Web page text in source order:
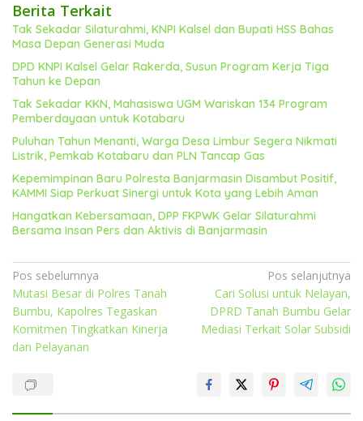
Berita Terkait
Tak Sekadar Silaturahmi, KNPI Kalsel dan Bupati HSS Bahas
Masa Depan Generasi Muda
DPD KNPI Kalsel Gelar Rakerda, Susun Program Kerja Tiga
Tahun ke Depan
Tak Sekadar KKN, Mahasiswa UGM Wariskan 134 Program
Pemberdayaan untuk Kotabaru
Puluhan Tahun Menanti, Warga Desa Limbur Segera Nikmati
Listrik, Pemkab Kotabaru dan PLN Tancap Gas
Kepemimpinan Baru Polresta Banjarmasin Disambut Positif,
KAMMI Siap Perkuat Sinergi untuk Kota yang Lebih Aman
Hangatkan Kebersamaan, DPP FKPWK Gelar Silaturahmi
Bersama Insan Pers dan Aktivis di Banjarmasin
Navigasi
pos
Pos sebelumnya
Mutasi Besar di Polres Tanah
Bumbu, Kapolres Tegaskan
Komitmen Tingkatkan Kinerja
dan Pelayanan
Pos selanjutnya
Cari Solusi untuk Nelayan,
DPRD Tanah Bumbu Gelar
Mediasi Terkait Solar Subsidi